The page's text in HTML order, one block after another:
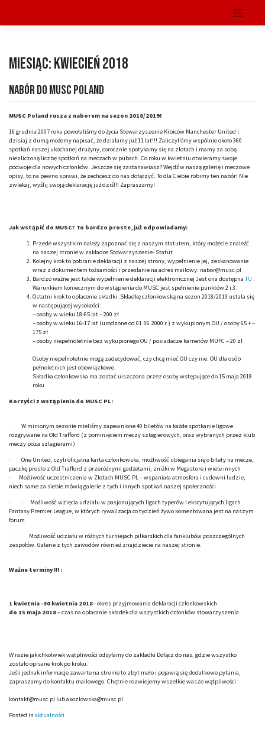
Miesiąc:kwiecień 2018
Nabór do MUSC POLAND
MUSC Poland rusza z naborem na sezon 2018/2019!
16 grudnia 2007 roku powołaliśmy do życia Stowarzyszenie Kibiców Manchester United i
dzisiaj z dumą możemy napisać, że działamy już 11 lat!!! Zaliczyliśmy wspólnie około 360
spotkań naszej ukochanej drużyny, corocznie spotykamy się na zlotach i mamy za sobą
niezliczoną liczbę spotkań na meczach w pubach. Co roku w kwietniu otwieramy swoje
podwoje dla nowych członków. Jeszcze się zastanawiasz? Wejdź w naszą galerię i meczowe
opisy, to na pewno sprawi, że zechcesz do nas dołączyć. To dla Ciebie robimy ten nabór! Nie
zwlekaj, wyślij swoją deklarację już dziś!!! Zapraszamy!
Jak wstąpić do MUSC? To bardzo proste, już odpowiadamy:
Przede wszystkim należy zapoznać się z naszym statutem, który możecie znaleźć
na naszej stronie w zakładce Stowarzyszenie- Statut.
Kolejny krok to pobranie deklaracji z naszej strony, wypełnienie jej, zeskanowanie
wraz z dokumentem tożsamości i przesłanie na adres mailowy: nabor@musc.pl
Bardzo ważne jest także wypełnienie deklaracji elektronicznej Jest ona dostępna TU .
Warunkiem koniecznym do wstąpienia do MUSC jest spełnienie punktów 2 i 3.
Ostatni krok to opłacenie składki :Składkę członkowską na sezon 2018/2019 ustala się
w następującej wysokości:
– osoby w wieku 18-65 lat – 200 zł
– osoby w wieku 16-17 lat (urodzone od 01.06.2000 r.) z wykupionym OU / osoby 65 + –
175 zł
– osoby niepełnoletnie bez wykupionego OU / posiadacze karnetów MUFC – 20 zł
Osoby niepełnoletnie mogą zadecydować, czy chcą mieć OU czy nie. OU dla osób
pełnoletnich jest obowiązkowe.
Składka członkowska ma zostać uiszczona przez osoby wstępujące do 15 maja 2018
roku.
Korzyści z wstąpienia do MUSC PL:
· W minionym sezonie mieliśmy zapewnione 40 biletów na każde spotkanie ligowe
rozgrywane na Old Trafford (z pominięciem meczy szlagierowych, oraz wybranych przez klub
meczy poza szlagierami)
· One United, czyli oficjalna karta członkowska, możliwość ubiegania się o bilety na mecze,
paczkę prosto z Old Trafford z przeróżnymi gadżetami, zniżki w Megastore i wiele innych
· Możliwość uczestniczenia w Zlotach MUSC PL – wspaniała atmosfera i cudowni ludzie,
niech same za siebie mówią galerie z tych i innych spotkań naszej społeczności
· · Możliwość wzięcia udziału w pasjonujących ligach typerów i ekscytujących ligach
Fantasy Premier League, w których rywalizacja co tydzień żywo komentowana jest na naszym
forum
· · Możliwość udziału w różnych turniejach piłkarskich dla fanklubów poszczególnych
zespołów. Galerie z tych zawodów również znajdziecie na naszej stronie.
Ważne terminy !!! :
1 kwietnia -30 kwietnia 2018– okres przyjmowania deklaracji członkowskich
do 15 maja 2018 –czas na opłacanie składek dla wszystkich członków stowarzyszenia
W razie jakichkolwiek wątpliwości odsyłamy do zakładki Dołącz do nas, gdzie wszystko
zostało opisane krok po kroku.
Jeśli jednak informacje zawarte na stronie to zbyt mało i pojawią się dodatkowe pytania,
zapraszamy do kontaktu mailowego. Chętnie rozwiejemy wszelkie wasze wątpliwości :
kontakt@musc.pl lub akozlowska@musc.pl
Posted in aktualności